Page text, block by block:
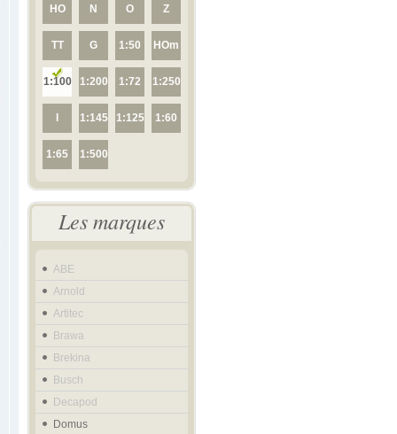
HO N O Z
TT G 1:50 HOm
1:100 1:200 1:72 1:250
1:145 1:125 1:60
1:65 1:500
Les marques
ABE
Arnold
Artitec
Brawa
Brekina
Busch
Decapod
Domus